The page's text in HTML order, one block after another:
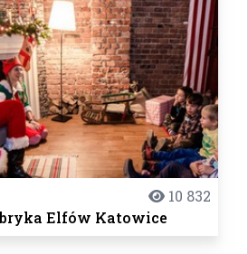
10 832
Elfów Katowice